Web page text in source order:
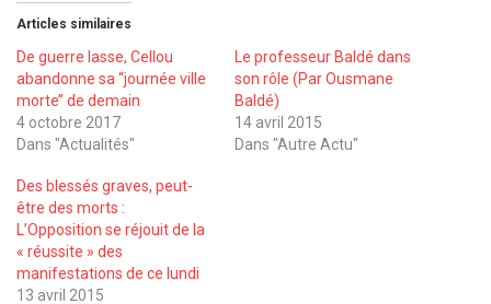
Articles similaires
De guerre lasse, Cellou
abandonne sa ‘‘journée ville
morte’’ de demain
4 octobre 2017
Dans "Actualités"
Le professeur Baldé dans
son rôle (Par Ousmane
Baldé)
14 avril 2015
Dans "Autre Actu"
Des blessés graves, peut-
être des morts :
L’Opposition se réjouit de la
« réussite » des
manifestations de ce lundi
13 avril 2015